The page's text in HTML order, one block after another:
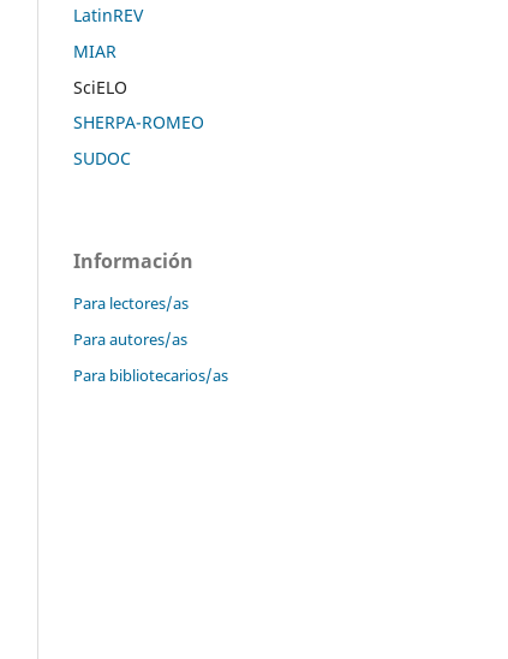
LatinREV
MIAR
SciELO
SHERPA-ROMEO
SUDOC
Información
Para lectores/as
Para autores/as
Para bibliotecarios/as